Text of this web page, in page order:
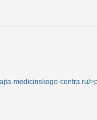
medicinskogo-centra.ru/>